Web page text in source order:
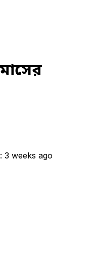
3 weeks ago